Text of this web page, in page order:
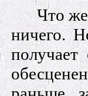
Что
ничего.